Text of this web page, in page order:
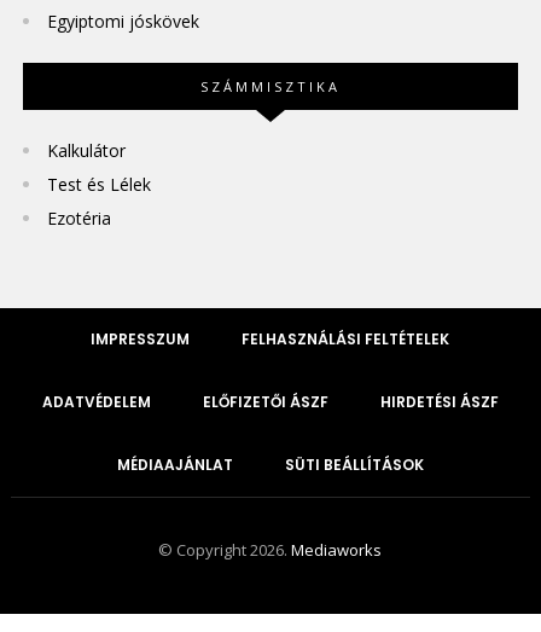
Egyiptomi jóskövek
SZÁMMISZTIKA
Kalkulátor
Test és Lélek
Ezotéria
IMPRESSZUM FELHASZNÁLÁSI FELTÉTELEK
ADATVÉDELEM ELŐFIZETŐI ÁSZF HIRDETÉSI ÁSZF
MÉDIAAJÁNLAT SÜTI BEÁLLÍTÁSOK
© Copyright 2026.Mediaworks